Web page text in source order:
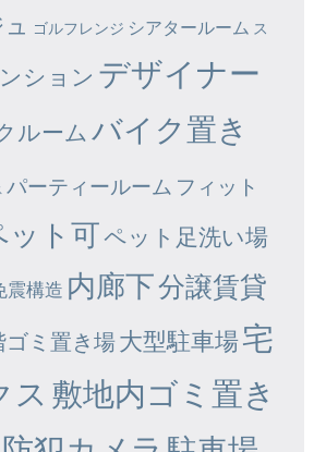
ゴルフレンジ シアタールーム ス
ション デザイナー
ルーム バイク置き
パーティールーム フィット
ット可ペット足洗い場
震構造 内廊下分譲賃貸
ゴミ置き場大型駐車場宅
ス 敷地内ゴミ置き